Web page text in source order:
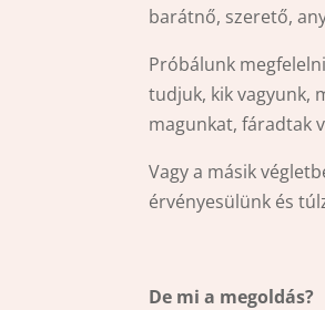
barátnő, szerető,
Próbálunk
tudjuk, kik vagyunk,
magunkat, fáradtak
Vagy a másik
érvényesülünk és
De mi a megoldás?